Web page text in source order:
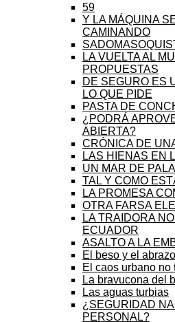
59
Y LA MÁQUINA
CAMINANDO
LA VUELTA AL
PROPUESTAS
DE SEGURO ES
LO QUE PIDE
PASTA DE
¿PODRÁ
ABIERTA?
CRÓNICA DE
LAS HIENAS EN
UN MAR DE
TAL Y COMO
LA PROMESA
OTRA FARSA
LA TRAIDORA
ECUADOR
ASALTO A LA
El beso y el
El caos urbano no
La bravucona del
Las aguas turbias
¿SEGURIDAD
PERSONAL?